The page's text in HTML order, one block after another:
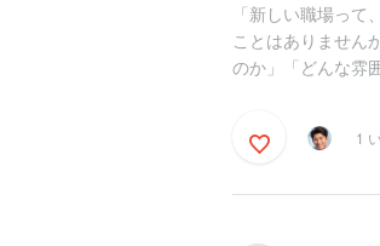
「新しい職場っ
ことはありません
のか」「どんな雰
1